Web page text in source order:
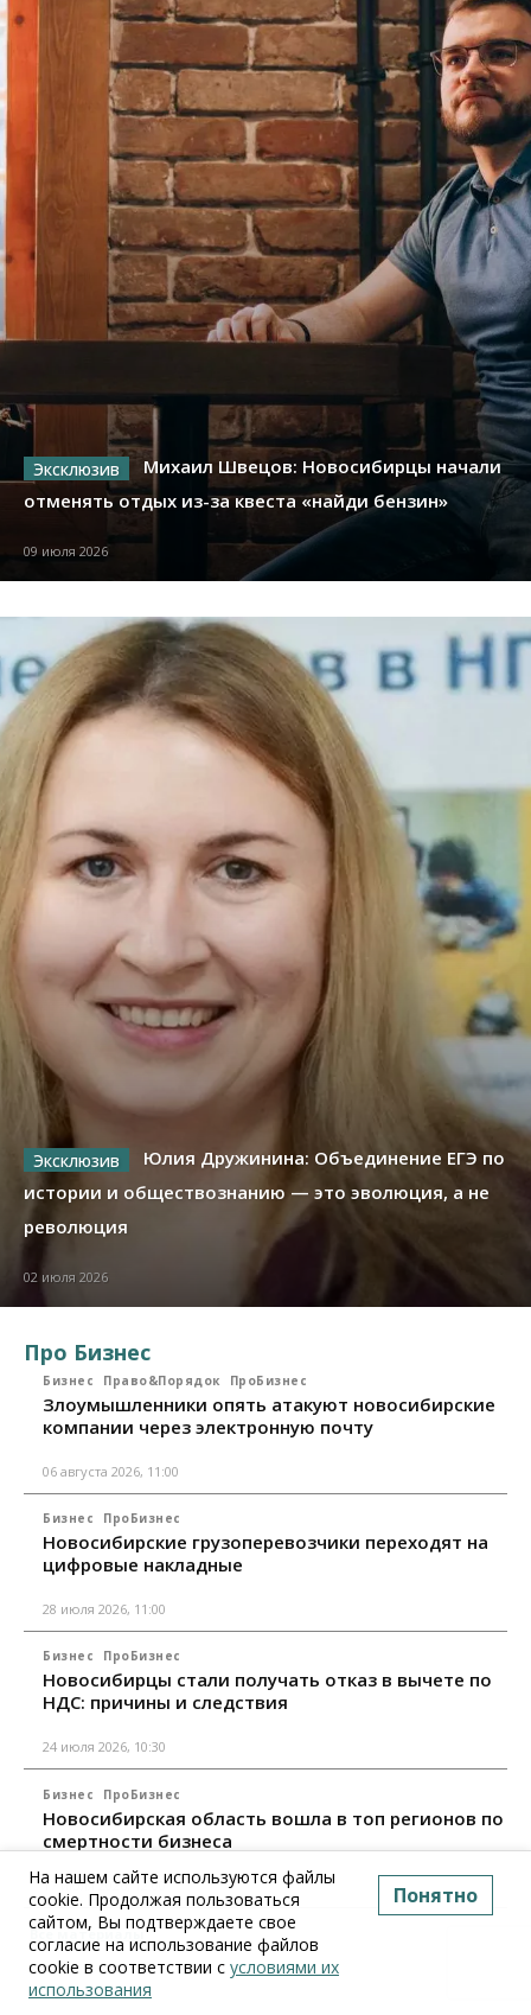
Михаил Швецов: Новосибирцы начали
отменять отдых из-за квеста «найди бензин»
09 июля 2026
Юлия Дружинина: Объединение ЕГЭ по
истории и обществознанию — это эволюция, а не
революция
02 июля 2026
Про Бизнес
Бизнес Право&Порядок ПроБизнес
Злоумышленники опять атакуют новосибирские
компании через электронную почту
06 августа 2026, 11:00
Бизнес ПроБизнес
Новосибирские грузоперевозчики переходят на
цифровые накладные
28 июля 2026, 11:00
Бизнес ПроБизнес
Новосибирцы стали получать отказ в вычете по
НДС: причины и следствия
24 июля 2026, 10:30
Бизнес ПроБизнес
Новосибирская область вошла в топ регионов по
смертности бизнеса
17 июля 2026, 12:00
Все материалы
На нашем сайте используются файлы
cookie. Продолжая пользоваться
сайтом, Вы подтверждаете свое
согласие на использование файлов
cookie в соответствии с условиями их
использования
Понятно